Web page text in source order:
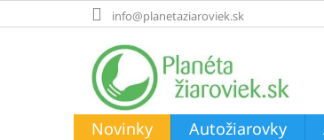
na
info@planetaziaroviek.sk
Novinky Autožiarovky